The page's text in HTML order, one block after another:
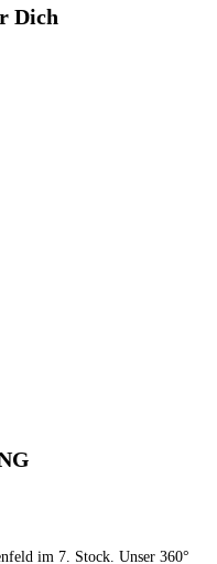
Dich
im ­7. Stock. Unser 360°